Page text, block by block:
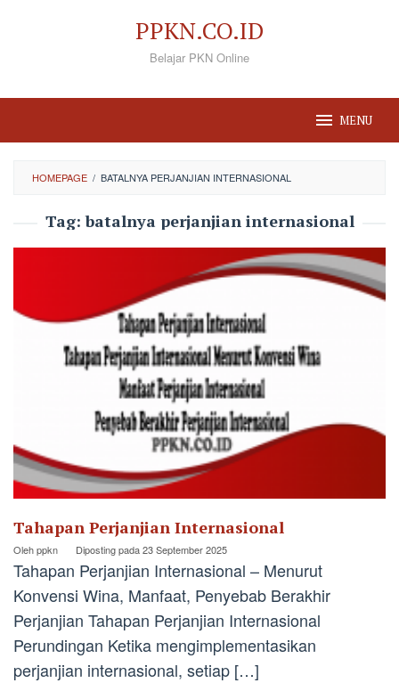
PPKN.CO.ID
Belajar PKN Online
MENU
HOMEPAGE / BATALNYA PERJANJIAN INTERNASIONAL
Tag:batalnya perjanjian internasional
Tahapan Perjanjian Internasional
Olehppkn Diposting pada23 September 2025
Tahapan Perjanjian Internasional – Menurut
Konvensi Wina, Manfaat, Penyebab Berakhir
Perjanjian Tahapan Perjanjian Internasional
Perundingan Ketika mengimplementasikan
perjanjian internasional, setiap […]